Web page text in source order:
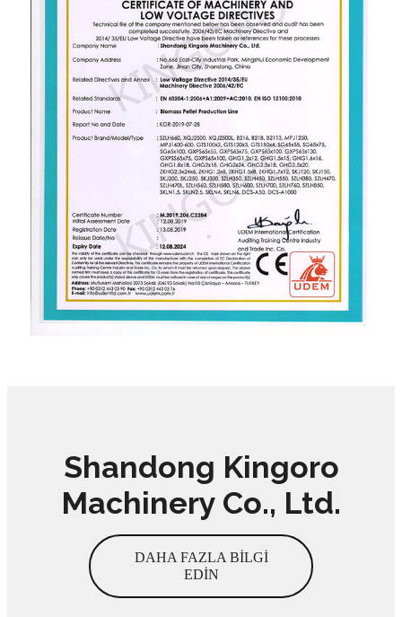
Shandong Kingoro
Machinery Co., Ltd.
DAHA FAZLA BİLGİ
EDİN